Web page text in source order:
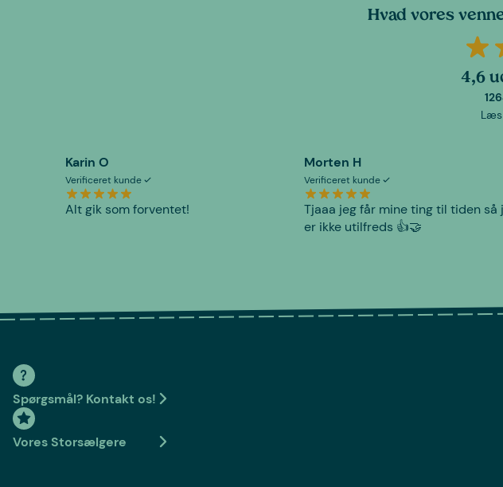
Hvad vores
4,6
Karin O
Verificeret kunde
Alt gik som forventet!
Morten H
Verificeret kunde
Tjaaa jeg får mine ting til tiden så
er ikke utilfreds 👍🤝
Spørgsmål? Kontakt os!
Vores Storsælgere